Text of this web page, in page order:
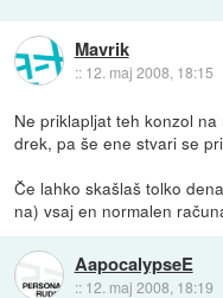
Mavrik
:: 12. maj 2008, 18:15
Ne priklapljat teh konzol
drek, pa še ene stvari se
Če lahko skašlaš tolko
na) vsaj en normalen
AapocalypseE
:: 12. maj 2008, 18:19